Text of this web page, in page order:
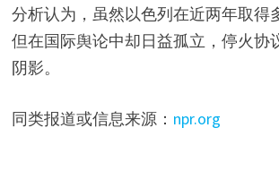
分析认为，虽然以色列在近两年取得
但在国际舆论中却日益孤立，停火协
阴影。
同类报道或信息来源： npr.org